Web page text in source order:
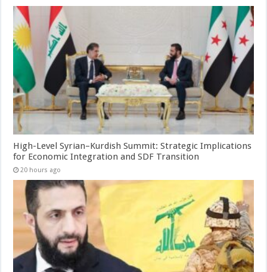
High-Level Syrian–Kurdish Summit: Strategic Implications
for Economic Integration and SDF Transition
20 hours ago